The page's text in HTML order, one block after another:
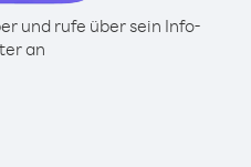
und rufe über sein Info-
an